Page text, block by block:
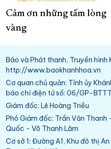
Cảm ơn những tấm lòng
vàng
Báo và Phát thanh, Truyền hình
http://www.baokhanhhoa.vn
Cơ quan chủ quản: Tỉnh ủy
báo chí điện tử số: 06/GP-
Giám đốc: Lê Hoàng Triều
Phó Giám đốc: Trần Văn
Quốc - Võ Thanh Lâm
Cơ sở 1: Đường A1, Khu đô thị